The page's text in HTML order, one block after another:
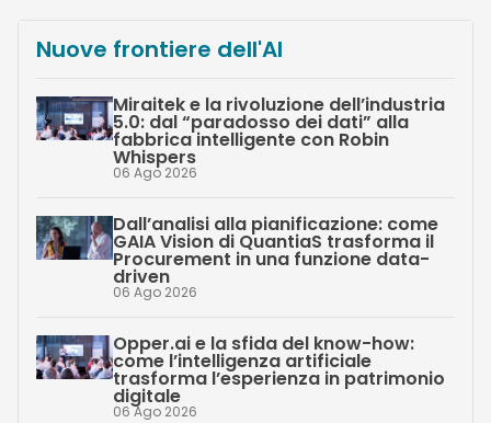
Nuove frontiere dell'AI
Miraitek e la rivoluzione dell’industria
5.0: dal “paradosso dei dati” alla
fabbrica intelligente con Robin
Whispers
06 Ago 2026
Dall’analisi alla pianificazione: come
GAIA Vision di QuantiaS trasforma il
Procurement in una funzione data-
driven
06 Ago 2026
Opper.ai e la sfida del know-how:
come l’intelligenza artificiale
trasforma l’esperienza in patrimonio
digitale
06 Ago 2026